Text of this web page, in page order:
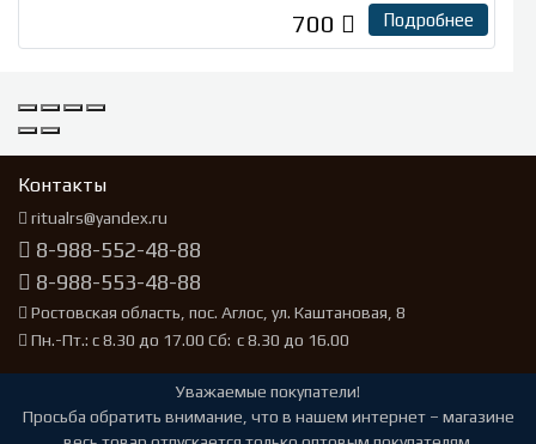
700 Подробнее
Контакты
ritualrs@yandex.ru
8-988-552-48-88
8-988-553-48-88
Ростовская область, пос. Аглос, ул. Каштановая, 8
Пн.-Пт.: с 8.30 до 17.00 Сб: с 8.30 до 16.00
Уважаемые покупатели!
Просьба обратить внимание, что в нашем интернет – магазине